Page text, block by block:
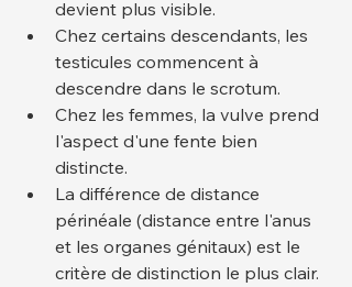
devient plus visible.
Chez certains descendants, les
testicules commencent à
descendre dans le scrotum.
Chez les femmes, la vulve prend
l'aspect d'une fente bien
distincte.
La différence de distance
périnéale (distance entre l'anus
et les organes génitaux) est le
critère de distinction le plus clair.